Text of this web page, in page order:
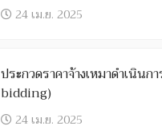
24 เม.ย. 2025
ประกวดราคาจ้างเหมาดำเนิน
bidding)
24 เม.ย. 2025